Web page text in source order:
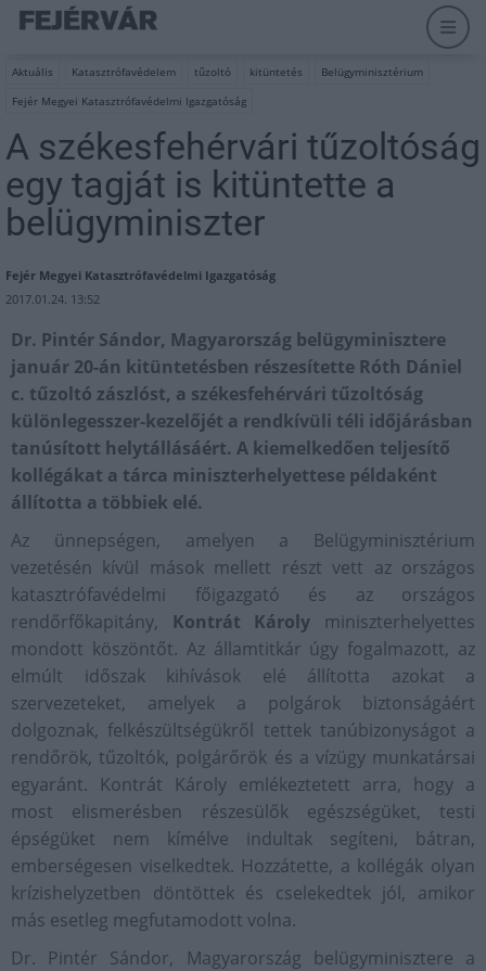
Aktuális Katasztrófavédelem tűzoltó kitüntetés
Belügyminisztérium
Fejér Megyei Katasztrófavédelmi Igazgatóság
A székesfehérvári tűzoltóság
egy tagját is kitüntette a
belügyminiszter
Fejér Megyei Katasztrófavédelmi Igazgatóság
2017.01.24. 13:52
Dr. Pintér Sándor, Magyarország belügyminisztere
január 20-án kitüntetésben részesítette Róth Dániel
c. tűzoltó zászlóst, a székesfehérvári tűzoltóság
különlegesszer-kezelőjét a rendkívüli téli időjárásban
tanúsított helytállásáért. A kiemelkedően teljesítő
kollégákat a tárca miniszterhelyettese példaként
állította a többiek elé.
Az ünnepségen, amelyen a Belügyminisztérium
vezetésén kívül mások mellett részt vett az országos
katasztrófavédelmi főigazgató és az országos
rendőrfőkapitány,
Kontrát Károly miniszterhelyettes
mondott köszöntőt. Az államtitkár úgy fogalmazott, az
elmúlt időszak kihívások elé állította azokat a
szervezeteket, amelyek a polgárok biztonságáért
dolgoznak, felkészültségükről tettek tanúbizonyságot a
rendőrök, tűzoltók, polgárőrök és a vízügy munkatársai
egyaránt. Kontrát Károly emlékeztetett arra, hogy a
most elismerésben részesülők egészségüket, testi
épségüket nem kímélve indultak segíteni, bátran,
emberségesen viselkedtek. Hozzátette, a kollégák olyan
krízishelyzetben döntöttek és cselekedtek jól, amikor
más esetleg megfutamodott volna.
Dr. Pintér Sándor, Magyarország belügyminisztere a